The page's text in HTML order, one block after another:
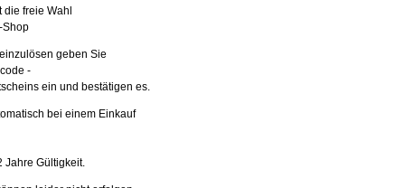
die freie Wahl
Shop
geben Sie
-
ein und bestätigen es.
bei einem Einkauf
Jahre Gültigkeit.